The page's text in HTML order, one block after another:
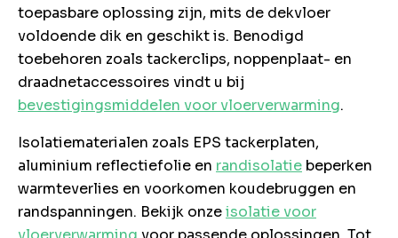
toepasbare oplossing zijn, mits de dekvloer
voldoende dik en geschikt is. Benodigd
toebehoren zoals tackerclips, noppenplaat- en
draadnetaccessoires vindt u bij
bevestigingsmiddelen voor vloerverwarming.
Isolatiematerialen zoals EPS tackerplaten,
aluminium reflectiefolie en randisolatie beperken
warmteverlies en voorkomen koudebruggen en
randspanningen. Bekijk onzeisolatie voor